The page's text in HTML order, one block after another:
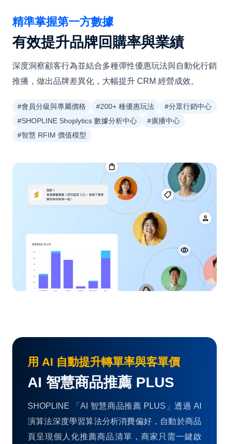
精準掌握第一方數據
有效提升品牌回購率與業績
深度洞察顧客行為並結合多種彈性優惠玩法與自動化行銷
推播，做出品牌差異化，大幅提升 CRM 經營成效。
#會員分級與專屬價格 #200+ 種優惠玩法
#分眾行銷中心
#SHOPLINE Shoplytics 數據分析中心
#廣播中心
#智慧 RFIM 價值模型
用 AI 自動提升轉單率與客單價
AI 智慧商品推薦 PLUS
SHOPLINE 「AI 智慧商品推薦 PLUS」透過 AI
演算法深度學習算法分析消費偏好，自動於商品
頁呈現個人化推薦商品清單，商家只需一鍵啟